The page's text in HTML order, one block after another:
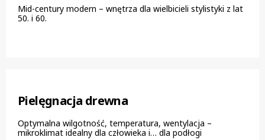
Mid-century modern – wnętrza dla wielbicieli stylistyki z lat
50. i 60.
Pielęgnacja drewna
Optymalna wilgotność, temperatura, wentylacja –
mikroklimat idealny dla człowieka i… dla podłogi